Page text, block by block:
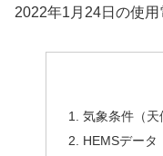
2022年1月24日の使用
気象条件（天
HEMSデータ